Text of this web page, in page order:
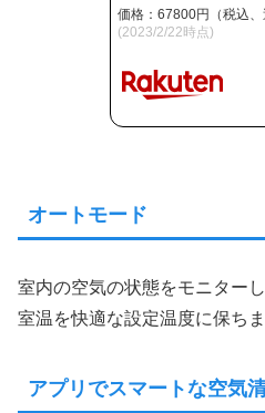
価格：67800円（税込
(2023/2/22時点)
オートモード
室内の空気の状態をモニター
室温を快適な設定温度に保ちま
アプリでスマートな空気